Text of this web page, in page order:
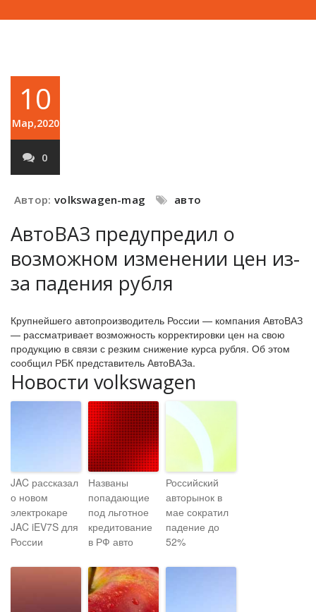
10
Мар,2020
0
Автор: volkswagen-mag авто
АвтоВАЗ предупредил о
возможном изменении цен из-
за падения рубля
Крупнейшего автопроизводитель России — компания АвтоВАЗ
— рассматривает возможность корректировки цен на свою
продукцию в связи с резким снижение курса рубля. Об этом
сообщил РБК представитель АвтоВАЗа.
Новости volkswagen
JAC рассказал
о новом
электрокаре
JAC iEV7S для
России
Названы
попадающие
под льготное
кредитование
в РФ авто
Российский
авторынок в
мае сократил
падение до
52%